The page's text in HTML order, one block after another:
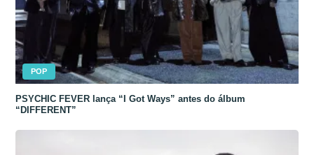
POP
PSYCHIC FEVER lança “I Got Ways” antes do álbum
“DIFFERENT”